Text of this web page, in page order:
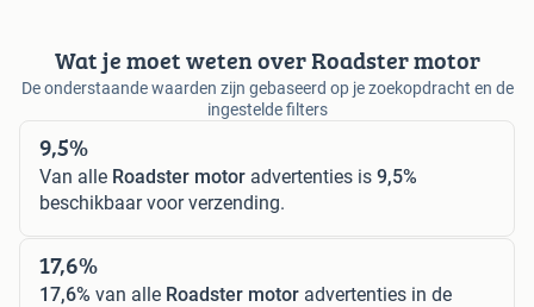
Wat je moet weten over Roadster motor
De onderstaande waarden zijn gebaseerd op je zoekopdracht en de
ingestelde filters
9,5%
Van alle Roadster motor advertenties is 9,5%
beschikbaar voor verzending.
17,6%
17,6% van alle Roadster motor advertenties in de